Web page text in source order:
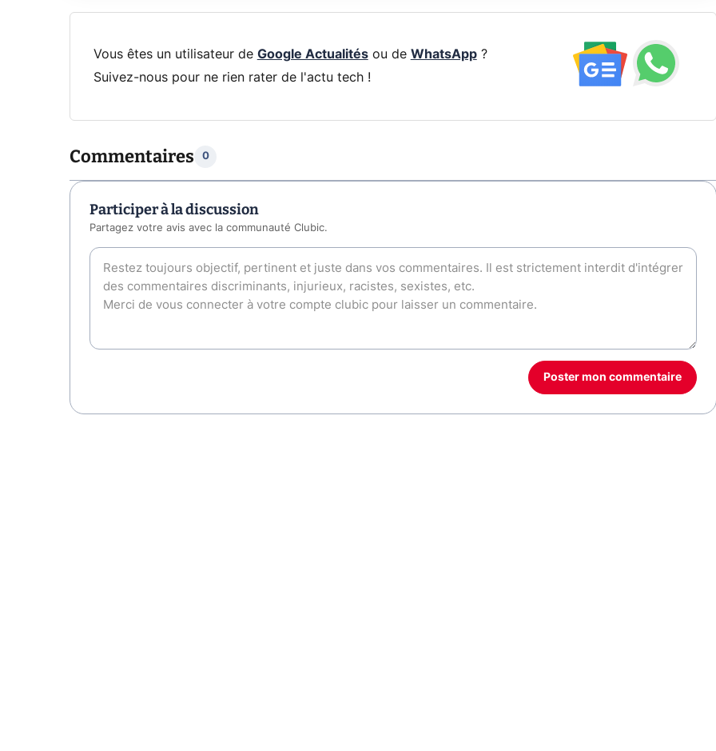
Vous êtes un utilisateur de Google Actualitésou de WhatsApp?
Suivez-nous pour ne rien rater de l'actu tech !
Commentaires 0
Participer à la discussion
Partagez votre avis avec la communauté Clubic.
Poster mon commentaire